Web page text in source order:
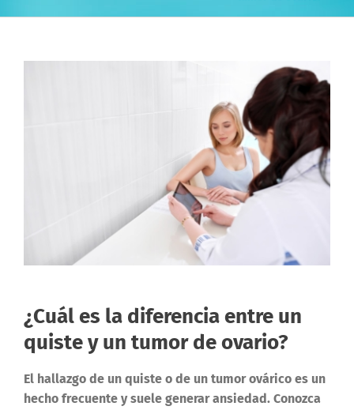
¿Cuál es la diferencia entre un
quiste y un tumor de ovario?
El hallazgo de un quiste o de un tumor ovárico es un
hecho frecuente y suele generar ansiedad. Conozca